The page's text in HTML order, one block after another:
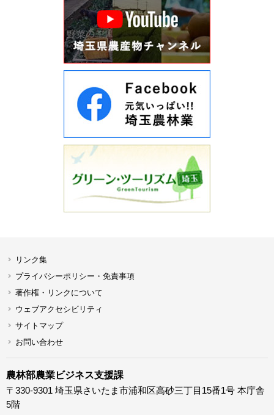
リンク集
プライバシーポリシー・免責事項
著作権・リンクについて
ウェブアクセシビリティ
サイトマップ
お問い合わせ
農林部農業ビジネス支援課
〒330-9301 埼玉県さいたま市浦和区高砂三丁目15番1号 本庁舎
5階